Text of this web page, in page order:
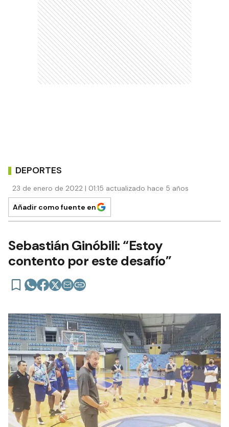
DEPORTES
23 de enero de 2022 | 01:15 actualizado hace 5 años
Añadir como fuente en
Sebastián Ginóbili: “Estoy
contento por este desafío”